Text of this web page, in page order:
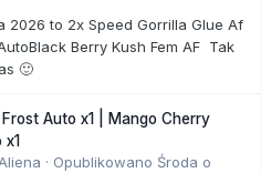
2026 to 2x Speed Gorrilla Glue Af
Berry Kush Fem AF Tak
🙂
Auto x1 | Mango Cherry
· Opublikowano Środa o